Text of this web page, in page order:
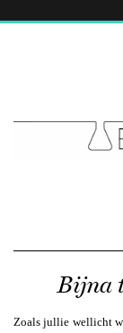
Bijna
Zoals jullie wellicht